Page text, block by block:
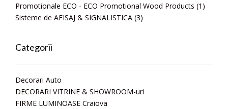
Promotionale ECO - ECO Promotional Wood Products (1)
Sisteme de AFISAJ & SIGNALISTICA (3)
Categorii
Decorari Auto
DECORARI VITRINE & SHOWROOM-uri
FIRME LUMINOASE Craiova